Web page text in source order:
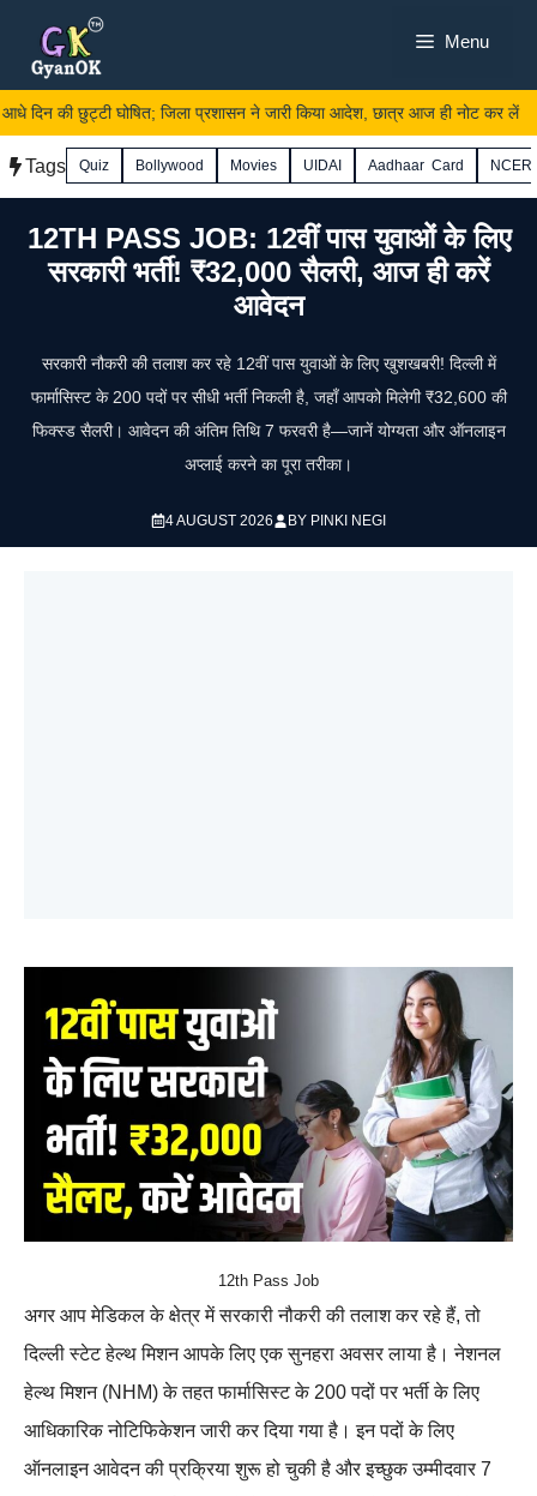
content
Menu
दिन की छुट्टी घोषित; जिला प्रशासन ने जारी किया आदेश, छात्र आज ही नोट कर लें
Tags Quiz Bollywood Movies UIDAI Aadhaar Card
12TH PASS JOB: 12वीं पास युवाओं के लिए
सरकारी भर्ती! ₹32,000 सैलरी, आज ही करें
आवेदन
सरकारी नौकरी की तलाश कर रहे 12वीं पास युवाओं के लिए खुशखबरी! दिल्ली में
फार्मासिस्ट के 200 पदों पर सीधी भर्ती निकली है, जहाँ आपको मिलेगी ₹32,600 की
फिक्स्ड सैलरी। आवेदन की अंतिम तिथि 7 फरवरी है—जानें योग्यता और ऑनलाइन
अप्लाई करने का पूरा तरीका।
4 AUGUST 2026 BY PINKI NEGI
12th Pass Job
अगर आप मेडिकल के क्षेत्र में सरकारी नौकरी की तलाश कर रहे हैं, तो
दिल्ली स्टेट हेल्थ मिशन आपके लिए एक सुनहरा अवसर लाया है। नेशनल
हेल्थ मिशन (NHM) के तहत फार्मासिस्ट के 200 पदों पर भर्ती के लिए
आधिकारिक नोटिफिकेशन जारी कर दिया गया है। इन पदों के लिए
ऑनलाइन आवेदन की प्रक्रिया शुरू हो चुकी है और इच्छुक उम्मीदवार 7